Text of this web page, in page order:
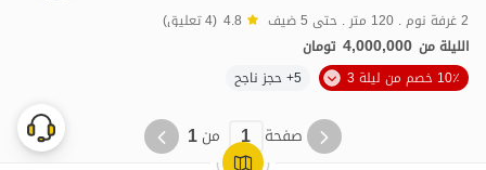
2 غرفة نوم . 120 متر . حتى 5 ضيف 4.8 (4 تعليق)
الليلة من 4,000,000 تومان
10٪ خصم من ليلة 3
5+ حجز ناجح
صفحة 1 من1